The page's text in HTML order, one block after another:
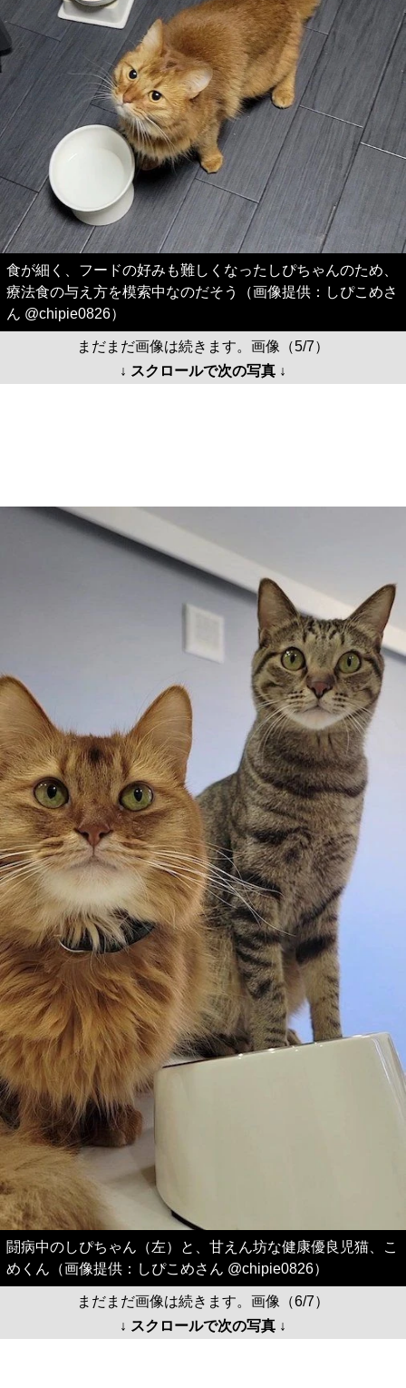
食が細く、フードの好みも難しくなったしぴちゃんのため、
療法食の与え方を模索中なのだそう（画像提供：しぴこめさ
ん @chipie0826）
まだまだ画像は続きます。画像（5/7）
↓ スクロールで次の写真 ↓
闘病中のしぴちゃん（左）と、甘えん坊な健康優良児猫、こ
めくん（画像提供：しぴこめさん @chipie0826）
まだまだ画像は続きます。画像（6/7）
↓ スクロールで次の写真 ↓